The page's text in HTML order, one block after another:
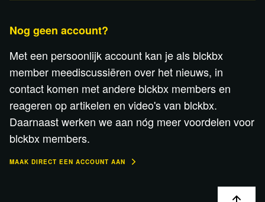
Nog geen account?
Met een persoonlijk account kan je als blckbx
member meediscussiëren over het nieuws, in
contact komen met andere blckbx members en
reageren op artikelen en video's van blckbx.
Daarnaast werken we aan nóg meer voordelen voor
blckbx members.
MAAK DIRECT EEN ACCOUNT AAN